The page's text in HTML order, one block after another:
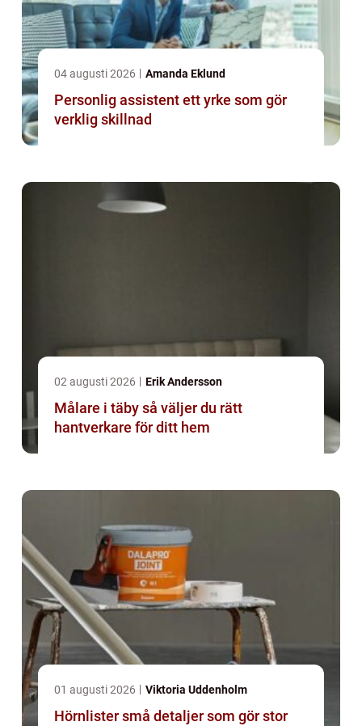
04 augusti 2026 Amanda Eklund
Personlig assistent ett yrke som gör
verklig skillnad
02 augusti 2026 Erik Andersson
Målare i täby så väljer du rätt
hantverkare för ditt hem
01 augusti 2026 Viktoria Uddenholm
Hörnlister små detaljer som gör stor